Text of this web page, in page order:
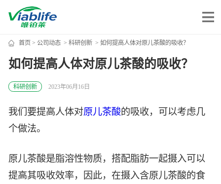
唯铂莱
公司介绍
公司动态
唯产品
首页 > 公司动态> 科研创新> 如何提高人体对原儿茶酸的吸收？
如何提高人体对原儿茶酸的吸收？
科研创新 2023年06月16日
我们要提高人体对原儿茶酸的吸收，可以考虑几
个做法。
原儿茶酸是脂溶性物质，搭配脂肪一起摄入可以
提高其吸收效率，因此，在摄入含原儿茶酸的食